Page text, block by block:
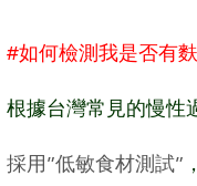
#如何檢測我是否有
根據台灣常見的慢性
採用”低敏食材測試”